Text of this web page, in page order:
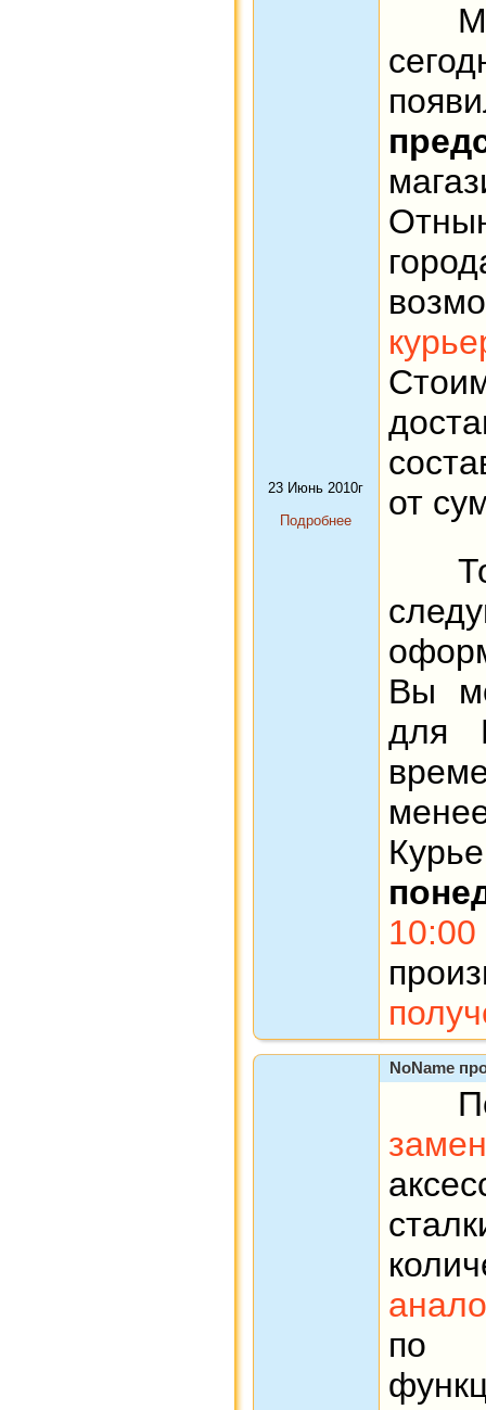
23 Июнь 2010г
Подробнее
Мы
от
Вы
для
NoName
по